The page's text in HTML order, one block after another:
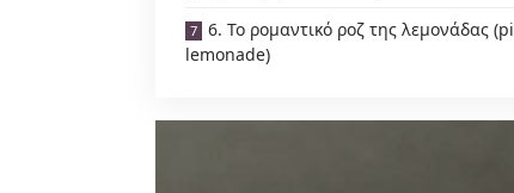
6. Το ρομαντικό ροζ της λεμονάδας
lemonade)